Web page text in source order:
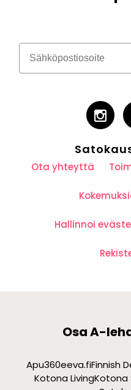
Ota yhteyttä
Hallinnoi
Osa A-
Apu360eeva.fiFinnish
Kotona LivingKotona